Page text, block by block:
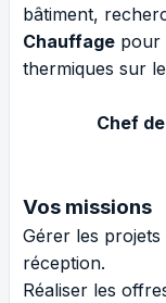
bâtiment,
Chauffage pour
thermiques sur
Chef
Vos missions
Gérer les
réception.
Réaliser les